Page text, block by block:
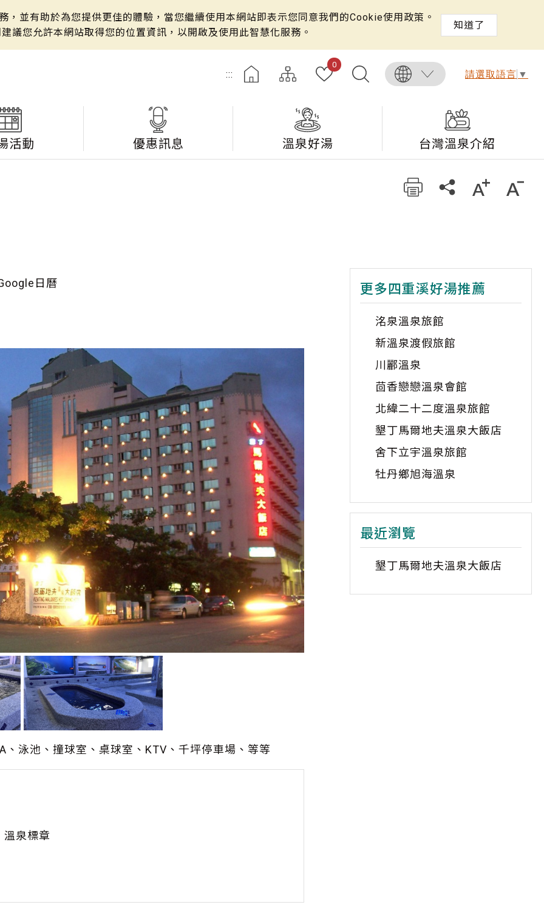
並有助於為您提供更佳的體驗，當您繼續使用本網站即表示您同意我們的Cookie使用政策。
議您允許本網站取得您的位置資訊，以開啟及使用此智慧化服務。
知道了
:::
0
請選取語言 ▼
活動 優惠訊息 溫泉好湯 台灣溫泉介紹
日曆
泳池、撞球室、桌球室、KTV、千坪停車場、等等
溫泉標章
更多四重溪好湯推薦
洺泉溫泉旅館
新溫泉渡假旅館
川酈溫泉
茴香戀戀溫泉會館
北緯二十二度溫泉旅館
墾丁馬爾地夫溫泉大飯店
舍下立宇溫泉旅館
牡丹鄉旭海溫泉
最近瀏覽
墾丁馬爾地夫溫泉大飯店